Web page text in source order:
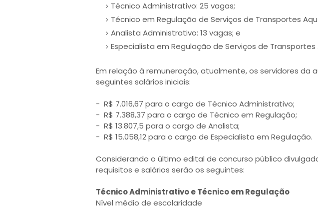
Técnico Administrativo: 25 vagas;
Técnico em Regulação de Serviços de Transportes
Analista Administrativo: 13 vagas; e
Especialista em Regulação de Serviços de Transportes
Em relação à remuneração, atualmente, os servidores da
seguintes salários iniciais:
- R$ 7.016,67 para o cargo de Técnico Administrativo;
- R$ 7.388,37 para o cargo de Técnico em Regulação;
- R$ 13.807,5 para o cargo de Analista;
- R$ 15.058,12 para o cargo de Especialista em Regulação.
Considerando o último edital de concurso público
requisitos e salários serão os seguintes:
Técnico Administrativo e Técnico em Regulação
Nível médio de escolaridade